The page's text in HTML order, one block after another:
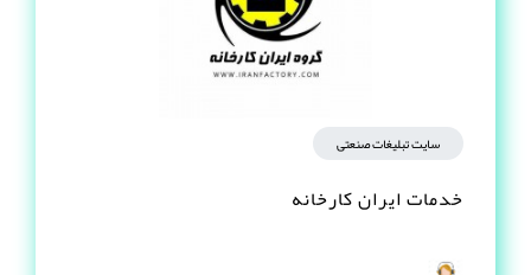
سایت تبلیغات صنعتی
خدمات ایران کارخانه